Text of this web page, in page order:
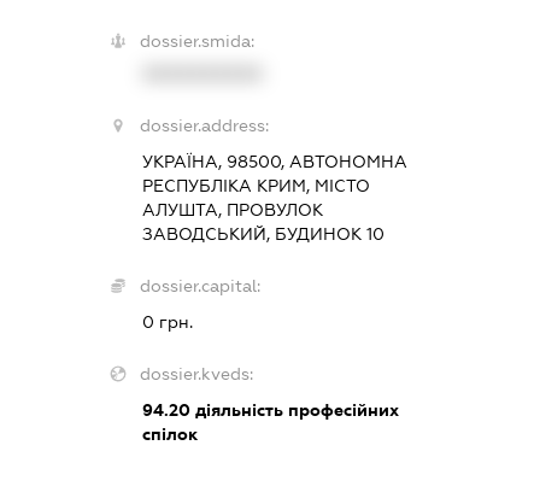
dossier.smida:
dossier.address:
УКРАЇНА, 98500, АВТОНОМНА
РЕСПУБЛІКА КРИМ, МІСТО
АЛУШТА, ПРОВУЛОК
ЗАВОДСЬКИЙ, БУДИНОК 10
dossier.capital:
0 грн.
dossier.kveds:
94.20діяльність професійних
спілок